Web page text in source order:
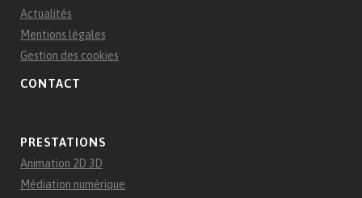
Actualités
Mentions légales
Gestion des cookies
CONTACT
PRESTATIONS
Animation 2D 3D
Médiation numérique